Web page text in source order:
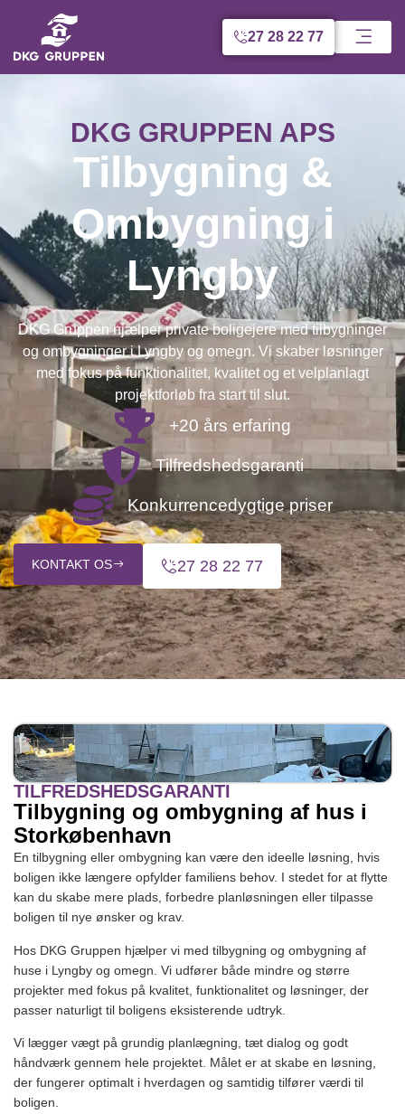
27 28 22 77
DKG GRUPPEN APS
Tilbygning &
Ombygning i
Lyngby
DKG Gruppen hjælper private boligejere med tilbygninger
og ombygninger i Lyngby og omegn. Vi skaber løsninger
med fokus på funktionalitet, kvalitet og et velplanlagt
projektforløb fra start til slut.
+20 års erfaring
Tilfredshedsgaranti
Konkurrencedygtige priser
KONTAKT OS 27 28 22 77
TILFREDSHEDSGARANTI
Tilbygning og ombygning af hus i
Storkøbenhavn
En tilbygning eller ombygning kan være den ideelle løsning, hvis
boligen ikke længere opfylder familiens behov. I stedet for at flytte
kan du skabe mere plads, forbedre planløsningen eller tilpasse
boligen til nye ønsker og krav.
Hos DKG Gruppen hjælper vi med tilbygning og ombygning af
huse i Lyngby og omegn. Vi udfører både mindre og større
projekter med fokus på kvalitet, funktionalitet og løsninger, der
passer naturligt til boligens eksisterende udtryk.
Vi lægger vægt på grundig planlægning, tæt dialog og godt
håndværk gennem hele projektet. Målet er at skabe en løsning,
der fungerer optimalt i hverdagen og samtidig tilfører værdi til
boligen.